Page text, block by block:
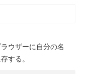
ウザーに自分の名
する。